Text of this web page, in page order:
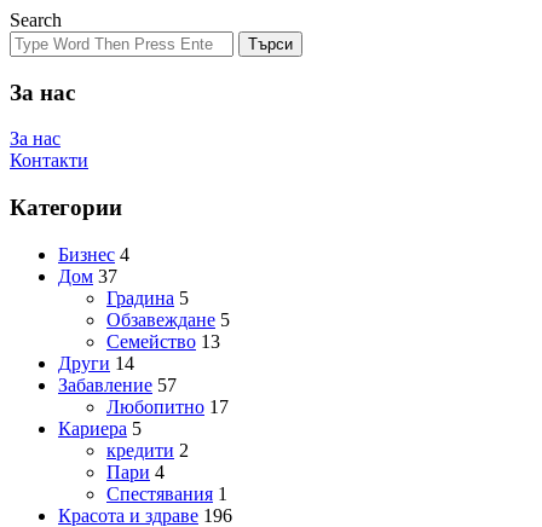
Search
Търси
За нас
За нас
Контакти
Категории
Бизнес 4
Дом 37
Градина 5
Обзавеждане 5
Семейство 13
Други 14
Забавление 57
Любопитно 17
Кариера 5
кредити 2
Пари 4
Спестявания 1
Красота и здраве 196